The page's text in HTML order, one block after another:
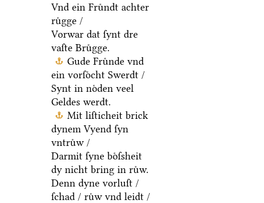
Vnd ein Fruͤndt achter
ruͤgge /
Vorwar dat ſynt dre
vaſte Bruͤgge.
Gude Fruͤnde vnd
ein vorſoͤcht Swerdt /
Synt in noͤden veel
Geldes werdt.
Mit liſticheit brick
dynem Vyend ſyn
vntruͤw /
Darmit ſyne boͤſsheit
dy nicht bring in ruͤw.
Denn dyne vorluſt /
ſchad / ruͤw vnd leidt /